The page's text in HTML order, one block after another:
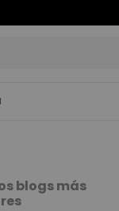
blogs más